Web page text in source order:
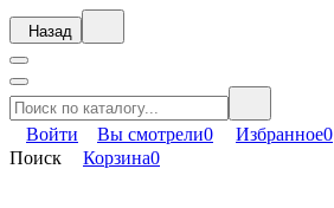
Назад
Войти Вы смотрели0 Избранное0
Поиск
Корзина0